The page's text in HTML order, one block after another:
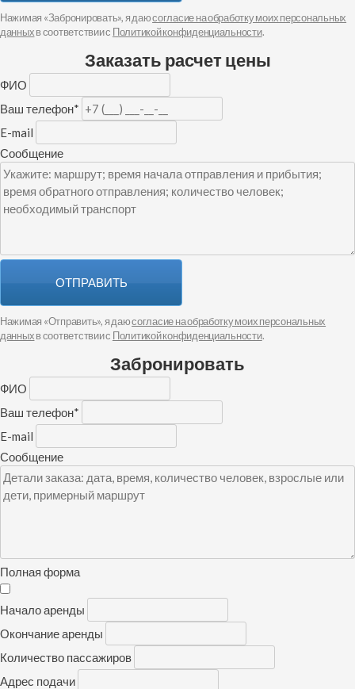
Нажимая «Забронировать», я даюсогласие на обработку моих персональных
данныхв соответствии с Политикой конфиденциальности.
Заказать расчет цены
ФИО
Ваш телефон*
E-mail
Сообщение
ОТПРАВИТЬ
Нажимая «Отправить», я даюсогласие на обработку моих персональных
данныхв соответствии с Политикой конфиденциальности.
Забронировать
ФИО
Ваш телефон*
E-mail
Сообщение
Полная форма
Начало аренды
Окончание аренды
Количество пассажиров
Адрес подачи